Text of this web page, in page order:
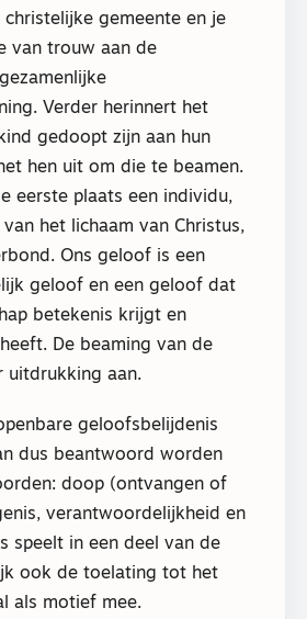
gemeente en je
van trouw aan de
Verder herinnert het
gedoopt zijn aan hun
hen uit om die te beamen.
eerste plaats een individu,
het lichaam van Christus,
Ons geloof is een
geloof en een geloof dat
betekenis krijgt en
De beaming van de
uitdrukking aan.
geloofsbelijdenis
dus beantwoord worden
doop (ontvangen of
verantwoordelijkheid en
speelt in een deel van de
ook de toelating tot het
als motief mee.